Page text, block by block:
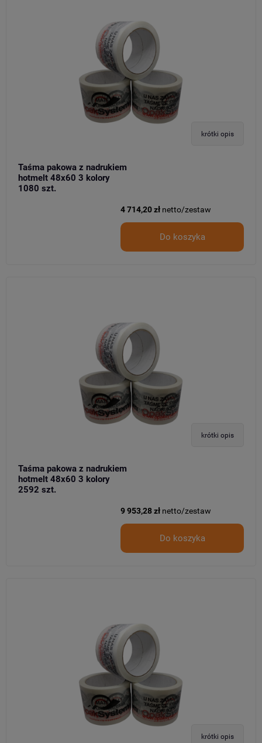
krótki opis
Taśma pakowa z nadrukiem
hotmelt 48x60 3 kolory
1080 szt.
4 714,20 zł netto/zestaw
Do koszyka
krótki opis
Taśma pakowa z nadrukiem
hotmelt 48x60 3 kolory
2592 szt.
9 953,28 zł netto/zestaw
Do koszyka
krótki opis